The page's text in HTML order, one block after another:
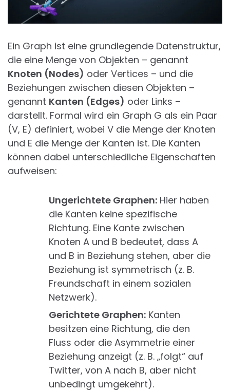
Ein Graph ist eine grundlegende Datenstruktur,
die eine Menge von Objekten – genannt
Knoten (Nodes) oder Vertices – und die
Beziehungen zwischen diesen Objekten –
genannt Kanten (Edges) oder Links –
darstellt. Formal wird ein Graph G als ein Paar
(V, E) definiert, wobei V die Menge der Knoten
und E die Menge der Kanten ist. Die Kanten
können dabei unterschiedliche Eigenschaften
aufweisen:
Ungerichtete Graphen: Hier haben
die Kanten keine spezifische
Richtung. Eine Kante zwischen
Knoten A und B bedeutet, dass A
und B in Beziehung stehen, aber die
Beziehung ist symmetrisch (z. B.
Freundschaft in einem sozialen
Netzwerk).
Gerichtete Graphen: Kanten
besitzen eine Richtung, die den
Fluss oder die Asymmetrie einer
Beziehung anzeigt (z. B. „folgt“ auf
Twitter, von A nach B, aber nicht
unbedingt umgekehrt).